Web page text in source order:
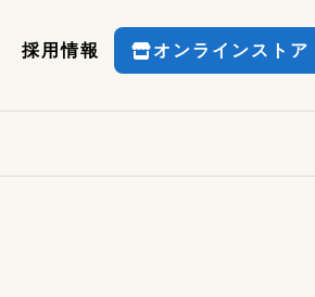
採用情報 オンラインストア